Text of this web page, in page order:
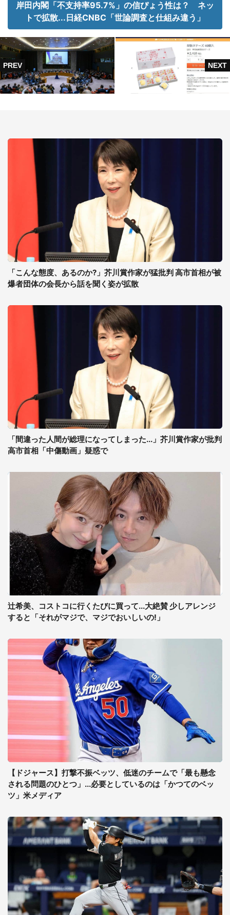
岸田内閣「不支持率95.7%」の信ぴょう性は？ ネッ
トで拡散...日経CNBC「世論調査と仕組み違う」
「こんな態度、あるのか?」芥川賞作家が猛批判 高市首相が被
爆者団体の会長から話を聞く姿が拡散
「間違った人間が総理になってしまった...」芥川賞作家が批判
高市首相「中傷動画」疑惑で
辻希美、コストコに行くたびに買って...大絶賛 少しアレンジ
すると「それがマジで、マジでおいしいの!」
【ドジャース】打撃不振ベッツ、低迷のチームで「最も懸念
される問題のひとつ」...必要としているのは「かつてのベッ
ツ」米メディア